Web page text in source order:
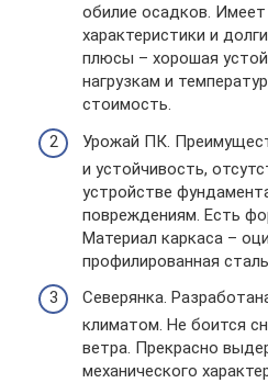
обилие осадков.
характеристики и
плюсы – хорошая
нагрузкам и
стоимость.
Урожай ПК.
и устойчивость,
устройстве
повреждениям. Есть
Материал каркаса –
профилированная сталь.
Северянка.
климатом. Не боится
ветра. Прекрасно
механического